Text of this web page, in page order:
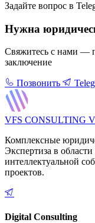
Задайте вопрос в
Нужна
Свяжитесь с нами —
заключение
Позвонить
VFS CONSULTING
Комплексные
Экспертиза в
интеллектуальной
проектов.
Digital Consulting